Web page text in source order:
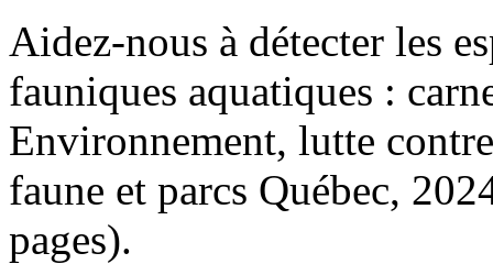
Aidez-nous à détecter les
fauniques aquatiques :
Environnement, lutte
faune et parcs Québec,
pages).